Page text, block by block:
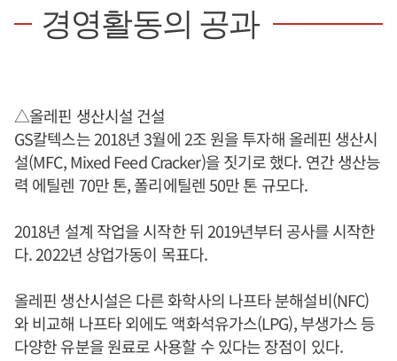
경영활동의 공과
△올레핀 생산시설 건설
GS칼텍스는 2018년 3월에 2조 원을 투자해 올레핀 생산시
설(MFC, Mixed Feed Cracker)을 짓기로 했다. 연간 생산능
력 에틸렌 70만 톤, 폴리에틸렌 50만 톤 규모다.
2018년 설계 작업을 시작한 뒤 2019년부터 공사를 시작한
다. 2022년 상업가동이 목표다.
올레핀 생산시설은 다른 화학사의 나프타 분해설비(NFC)
와 비교해 나프타 외에도 액화석유가스(LPG), 부생가스 등
다양한 유분을 원료로 사용할 수 있다는 장점이 있다.